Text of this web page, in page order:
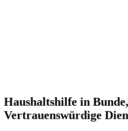
Haushaltshilfe in
Vertrauenswürdige